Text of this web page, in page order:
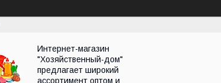
Интернет-магазин
"Хозяйственный-дом"
предлагает широкий
ассортимент оптом и